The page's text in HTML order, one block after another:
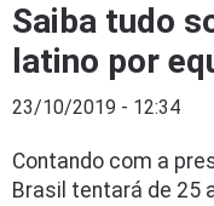
Saiba tudo
latino por
23/10/2019 - 12:34
Contando com a
Brasil tentará de 25